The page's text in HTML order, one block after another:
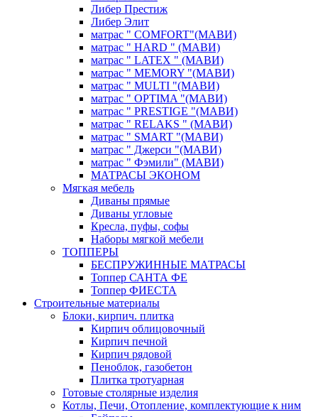
Либер Престиж
Либер Элит
матрас " COMFORT"(МАВИ)
матрас " HARD " (МАВИ)
матрас " LATEX " (МАВИ)
матрас " MEMORY "(МАВИ)
матрас " MULTI "(МАВИ)
матрас " OPTIMA "(МАВИ)
матрас " PRESTIGE "(МАВИ)
матрас " RELAKS " (МАВИ)
матрас " SMART "(МАВИ)
матрас " Джерси "(МАВИ)
матрас " Фэмили" (МАВИ)
МАТРАСЫ ЭКОНОМ
Мягкая мебель
Диваны прямые
Диваны угловые
Кресла, пуфы, софы
Наборы мягкой мебели
ТОППЕРЫ
БЕСПРУЖИННЫЕ МАТРАСЫ
Топпер САНТА ФЕ
Топпер ФИЕСТА
Строительные материалы
Блоки, кирпич. плитка
Кирпич облицовочный
Кирпич печной
Кирпич рядовой
Пеноблок, газобетон
Плитка тротуарная
Готовые столярные изделия
Котлы, Печи, Отопление, комплектующие к ним